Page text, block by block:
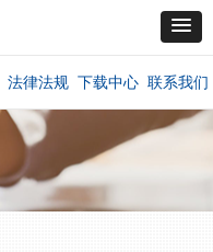
法律法规 下载中心 联系我们